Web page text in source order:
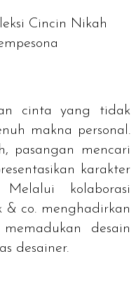
Cincin Nikah
cinta yang tidak
makna personal.
pasangan mencari
karakter
kolaborasi
& co. menghadirkan
desain
desainer.